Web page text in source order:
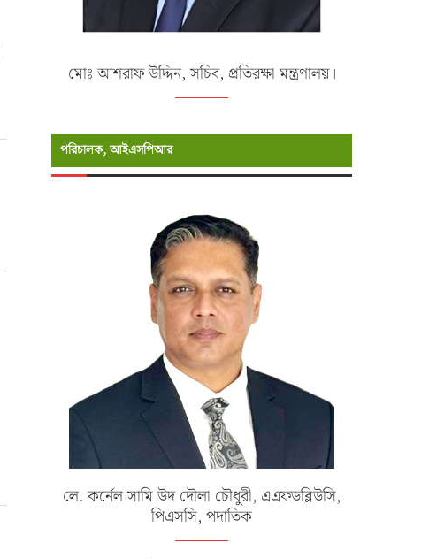
মোঃ আশরাফ উদ্দিন, সচিব, প্রতিরক্ষা মন্ত্রণালয়।
পরিচালক, আইএসপিআর
লে. কর্নেল সামি উদ দৌলা চৌধুরী, এএফডব্লিউসি,
পিএসসি, পদাতিক